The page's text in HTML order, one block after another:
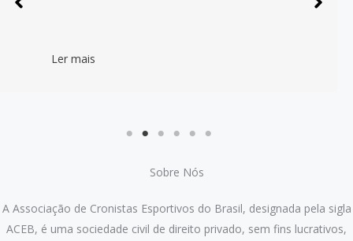
Sobre Nós
A Associação de Cronistas Esportivos do Brasil, designada pela sigla
ACEB, é uma sociedade civil de direito privado, sem fins lucrativos,